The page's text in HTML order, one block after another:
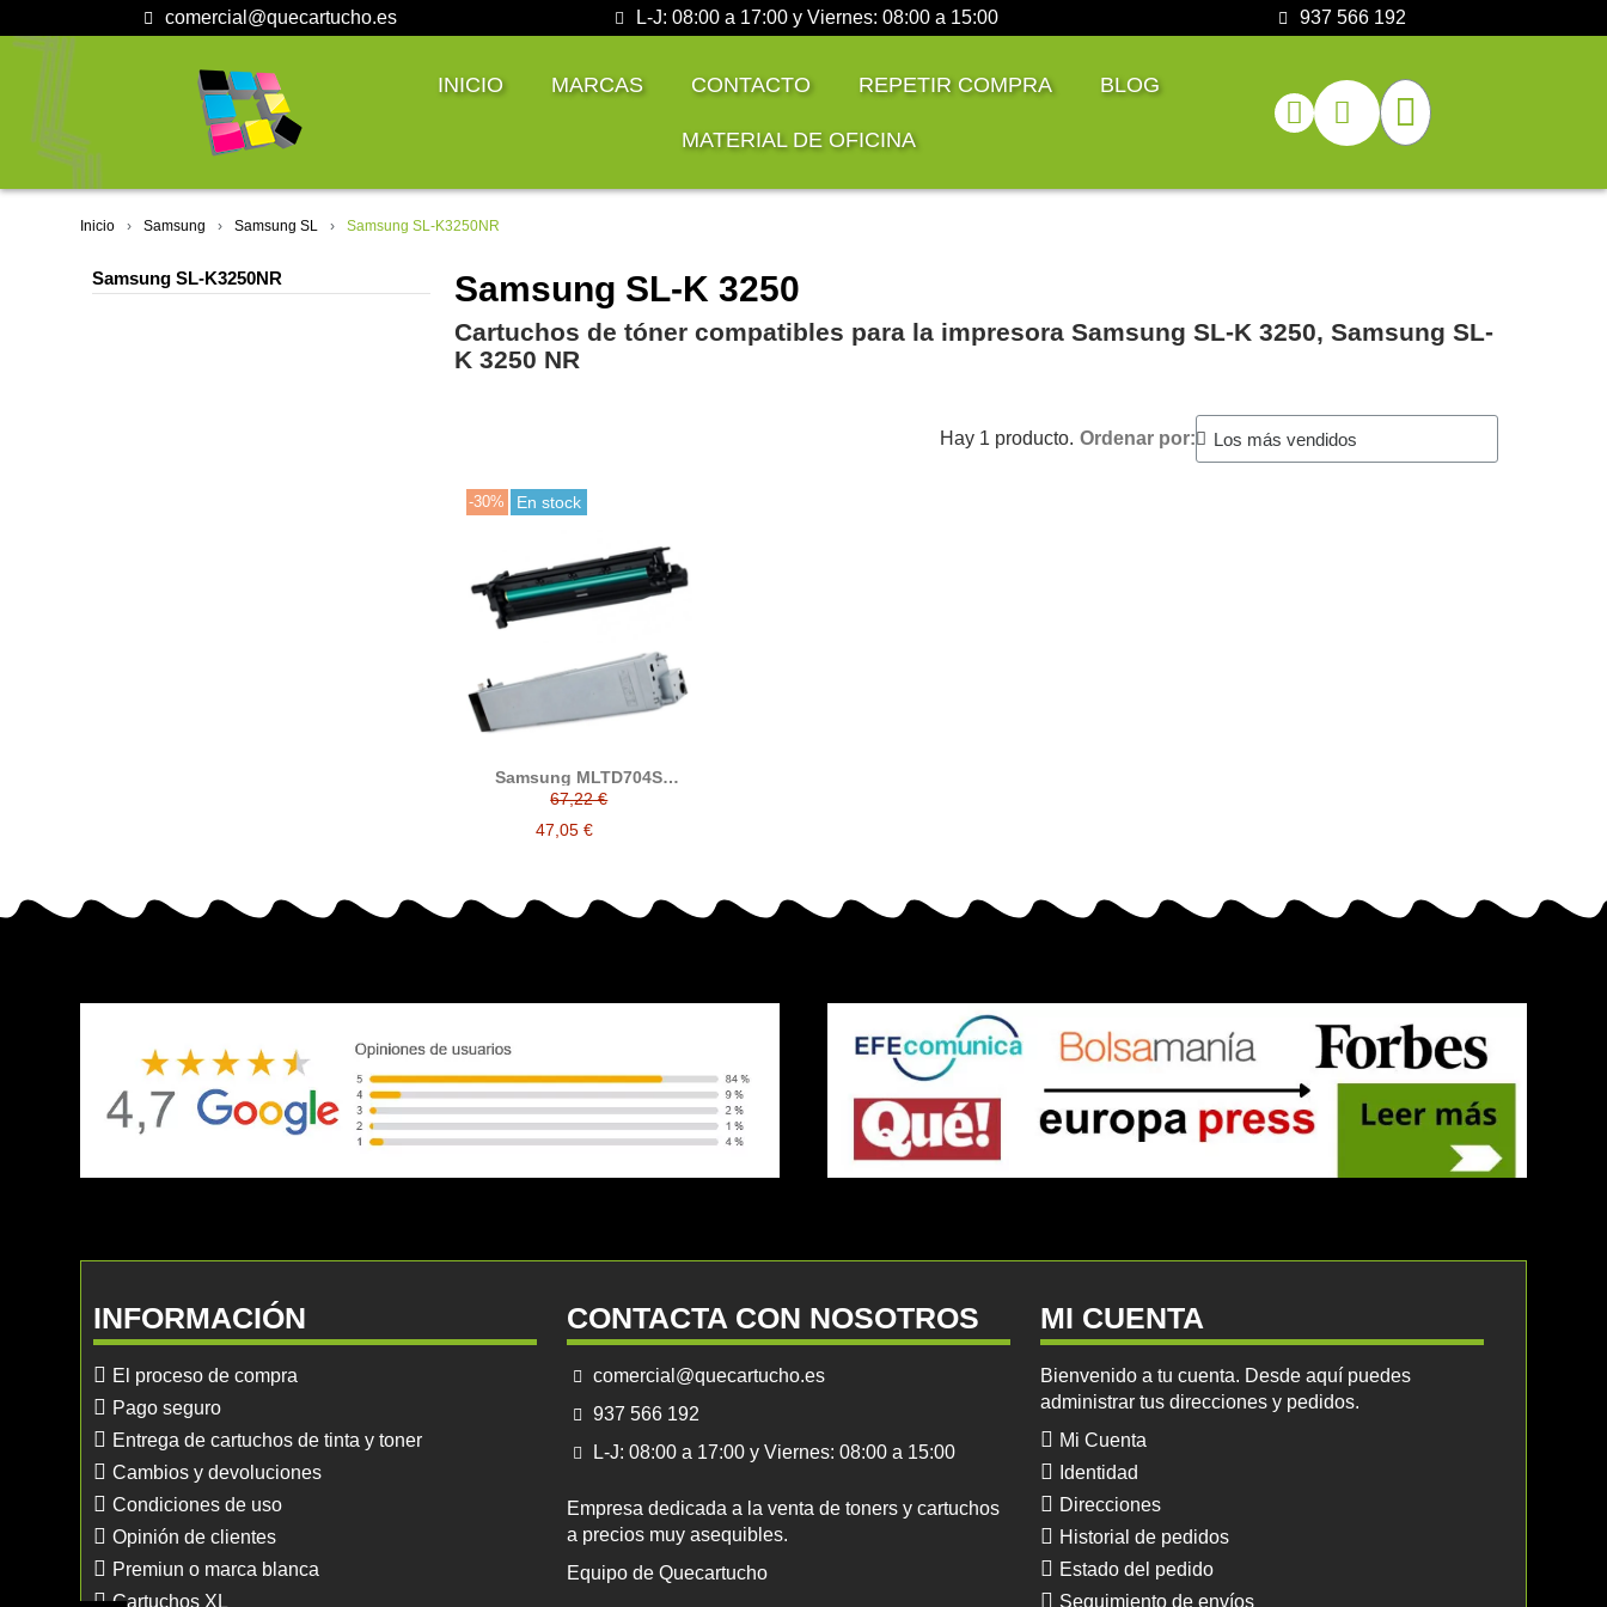
comercial@quecartucho.es L-J: 08:00 a 17:00 y Viernes: 08:00 a 15:00 937 566 192
INICIO MARCAS CONTACTO REPETIR COMPRA BLOG
MATERIAL DE OFICINA
Inicio Samsung Samsung SL Samsung SL-K3250NR
Samsung SL-K3250NR Samsung SL-K 3250
Cartuchos de tóner compatibles para la impresora Samsung SL-K 3250, Samsung SL-
K 3250 NR
Hay 1 producto. Ordenar por:
-30% En stock
Samsung MLTD704S
MLTR704 tóner compatible
67,22 €
47,05 €
INFORMACIÓN
El proceso de compra
Pago seguro
Entrega de cartuchos de tinta y toner
Cambios y devoluciones
Condiciones de uso
Opinión de clientes
Premiun o marca blanca
Cartuchos XL
CONTACTA CON NOSOTROS
comercial@quecartucho.es
937 566 192
L-J: 08:00 a 17:00 y Viernes: 08:00 a 15:00
Empresa dedicada a la venta de toners y cartuchos
a precios muy asequibles.
Equipo de Quecartucho
MI CUENTA
Bienvenido a tu cuenta. Desde aquí puedes
administrar tus direcciones y pedidos.
Mi Cuenta
Identidad
Direcciones
Historial de pedidos
Estado del pedido
Seguimiento de envíos